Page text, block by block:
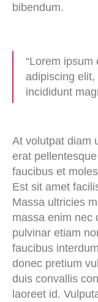
bibendum.
“Lorem
adipiscing
incididunt
At volutpat diam
erat
faucibus et
Est sit amet
Massa ultricies
massa enim nec
pulvinar etiam
faucibus
donec pretium
duis convallis
laoreet id.